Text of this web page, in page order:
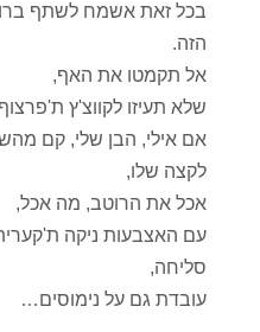
בכל זאת אשמח לשתף
הזה.
אל תקמטו את האף,
שלא תעיזו לקווצ'ץ
אם אילי, הבן שלי, קם
לקצה שלו,
אכל את הרוטב, מה אכל,
עם האצבעות ניקה
סליחה,
עובדת גם על נימוסים…